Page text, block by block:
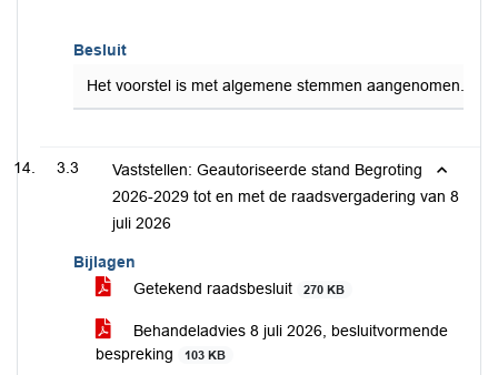
Besluit
Het voorstel is met algemene stemmen aangenomen.
3.3
Vaststellen: Geautoriseerde stand Begroting
2026-2029 tot en met de raadsvergadering van 8
juli 2026
Bijlagen
Getekend raadsbesluit
270 KB
Behandeladvies 8 juli 2026, besluitvormende
bespreking
103 KB